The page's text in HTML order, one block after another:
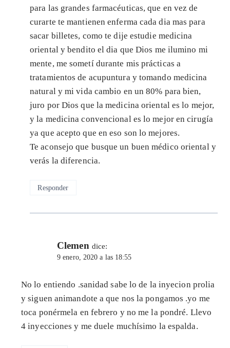
para las grandes farmacéuticas, que en vez de
curarte te mantienen enferma cada dia mas para
sacar billetes, como te dije estudie medicina
oriental y bendito el dia que Dios me ilumino mi
mente, me sometí durante mis prácticas a
tratamientos de acupuntura y tomando medicina
natural y mi vida cambio en un 80% para bien,
juro por Dios que la medicina oriental es lo mejor,
y la medicina convencional es lo mejor en cirugía
ya que acepto que en eso son lo mejores.
Te aconsejo que busque un buen médico oriental y
verás la diferencia.
Responder
Clemen dice:
9 enero, 2020 a las 18:55
No lo entiendo .sanidad sabe lo de la inyecion prolia
y siguen animandote a que nos la pongamos .yo me
toca ponérmela en febrero y no me la pondré. Llevo
4 inyecciones y me duele muchísimo la espalda.